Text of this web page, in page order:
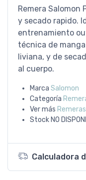
Remera Salomon
y secado rapido.
entrenamiento
técnica de
liviana, y de
al cuerpo.
Marca Salomon
Categoría
Ver más
Stock NO
Calculadora